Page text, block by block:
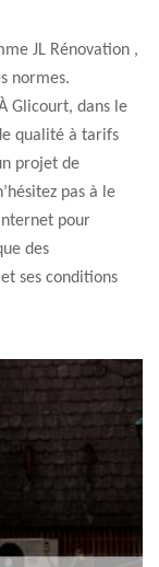
JL Rénovation ,
normes.
Glicourt, dans le
qualité à tarifs
projet de
pas à le
pour
des
ses conditions